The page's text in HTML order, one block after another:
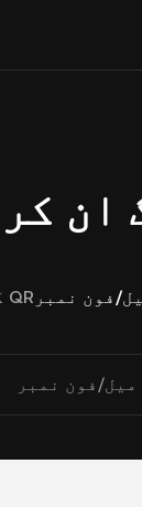
ان
فون نمبر QR کوڈ
میل/فون نمبر